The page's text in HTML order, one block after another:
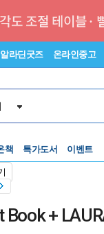
알라딘굿즈 온라인중고
책 특가도서 이벤트
+